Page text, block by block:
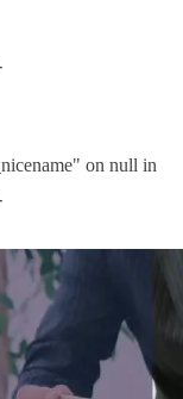
on null in